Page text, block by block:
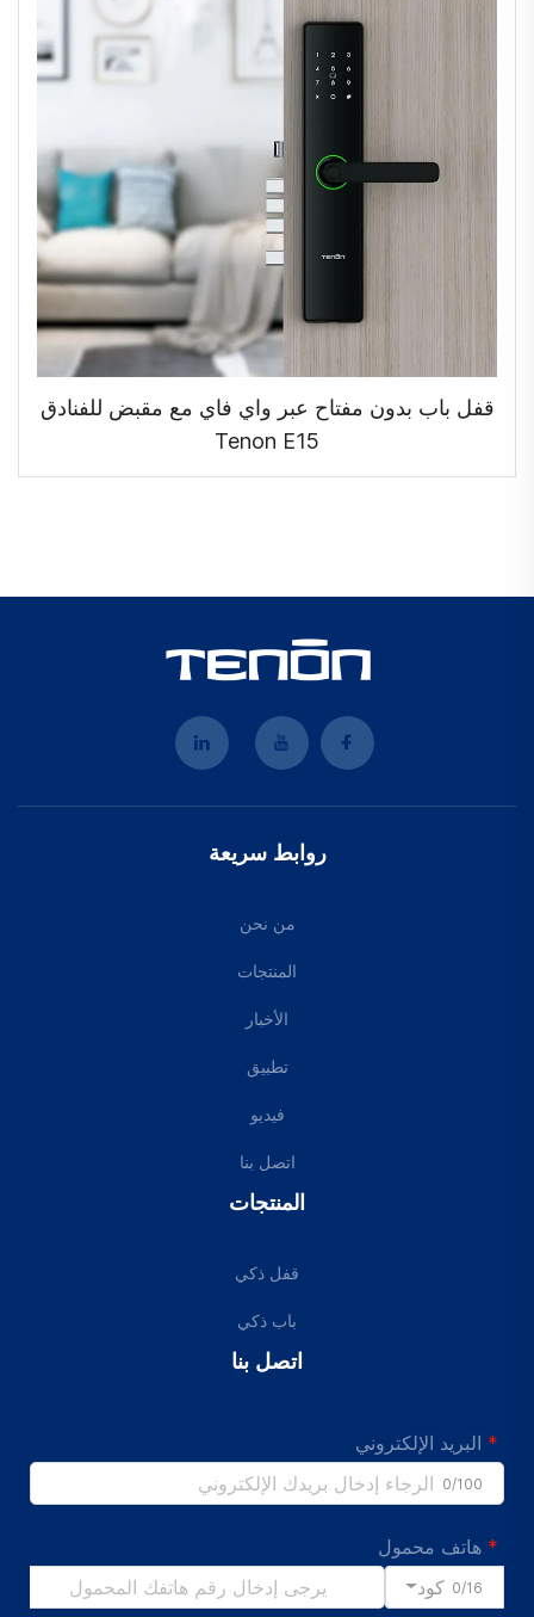
قفل باب بدون مفتاح عبر واي فاي مع مقبض للفنادق
Tenon E15
روابط سريعة
من نحن
المنتجات
الأخبار
تطبيق
فيديو
اتصل بنا
المنتجات
قفل ذكي
باب ذكي
اتصل بنا
البريد الإلكتروني
0/100
هاتف محمول
كود 0/16